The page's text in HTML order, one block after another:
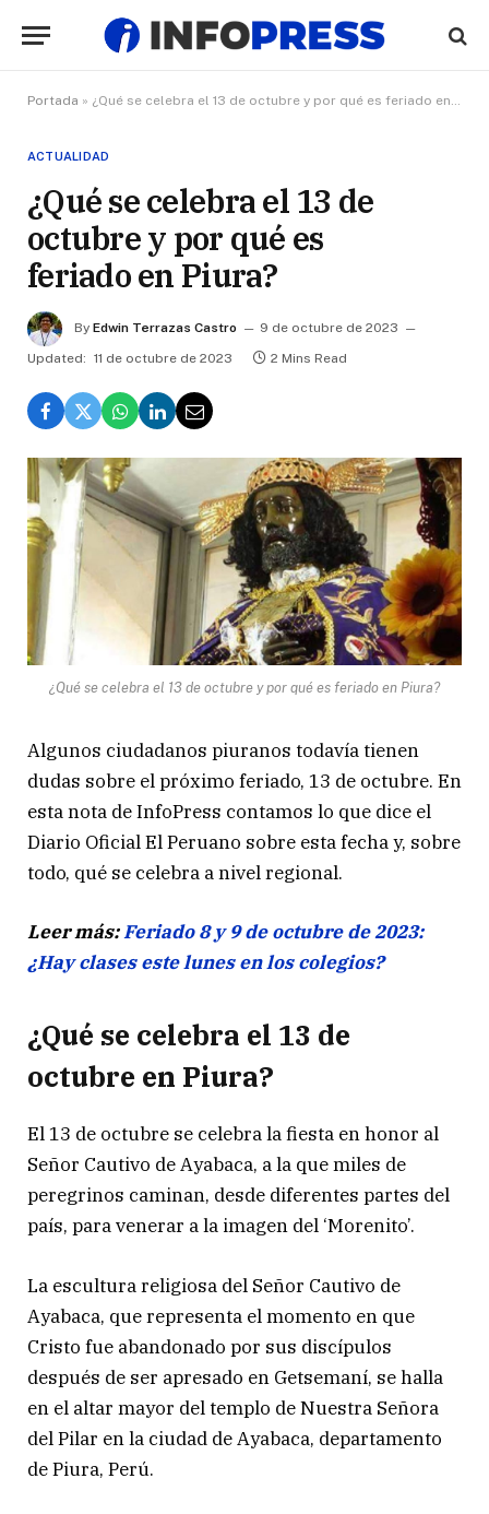
Portada » ¿Qué se celebra el 13 de octubre y por qué es feriado en Piura?
ACTUALIDAD
¿Qué se celebra el 13 de
octubre y por qué es
feriado en Piura?
By Edwin Terrazas Castro
9 de octubre de 2023
Updated: 11 de octubre de 2023 2 Mins Read
¿Qué se celebra el 13 de octubre y por qué es feriado en Piura?
Algunos ciudadanos piuranos todavía tienen
dudas sobre el próximo feriado, 13 de octubre. En
esta nota de InfoPress contamos lo que dice el
Diario Oficial El Peruano sobre esta fecha y, sobre
todo, qué se celebra a nivel regional.
Leer más:Feriado 8 y 9 de octubre de 2023:
¿Hay clases este lunes en los colegios?
¿Qué se celebra el 13 de
octubre en Piura?
El 13 de octubre se celebra la fiesta en honor al
Señor Cautivo de Ayabaca, a la que miles de
peregrinos caminan, desde diferentes partes del
país, para venerar a la imagen del ‘Morenito’.
La escultura religiosa del Señor Cautivo de
Ayabaca, que representa el momento en que
Cristo fue abandonado por sus discípulos
después de ser apresado en Getsemaní, se halla
en el altar mayor del templo de Nuestra Señora
del Pilar en la ciudad de Ayabaca, departamento
de Piura, Perú.